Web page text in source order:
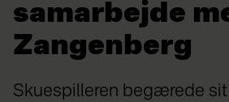
samarbejde
Zangenberg
Skuespilleren begærede sit